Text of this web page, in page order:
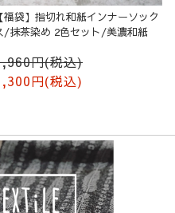
【福袋】指切れ和紙インナーソック
/抹茶染め 2色セット/美濃和紙
円(税込)
円(税込)